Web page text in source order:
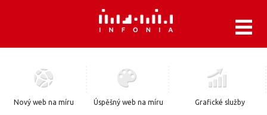
Nový web na míru Úspěšný web na míru Grafické služby